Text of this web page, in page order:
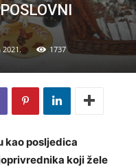
2021. 1737
kao posljedica
koji žele